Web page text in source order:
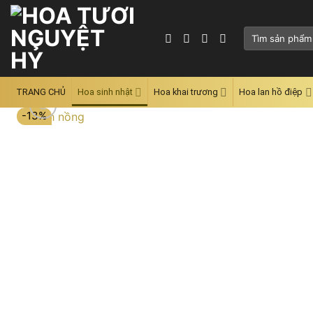
Skip
content
Tìm
TRANG CHỦ Hoa sinh nhật Hoa khai trương Hoa lan hồ điệp
-13%